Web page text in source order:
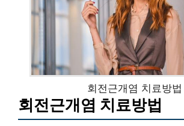
회전근개염 치료방법
회전근개염 치료방법